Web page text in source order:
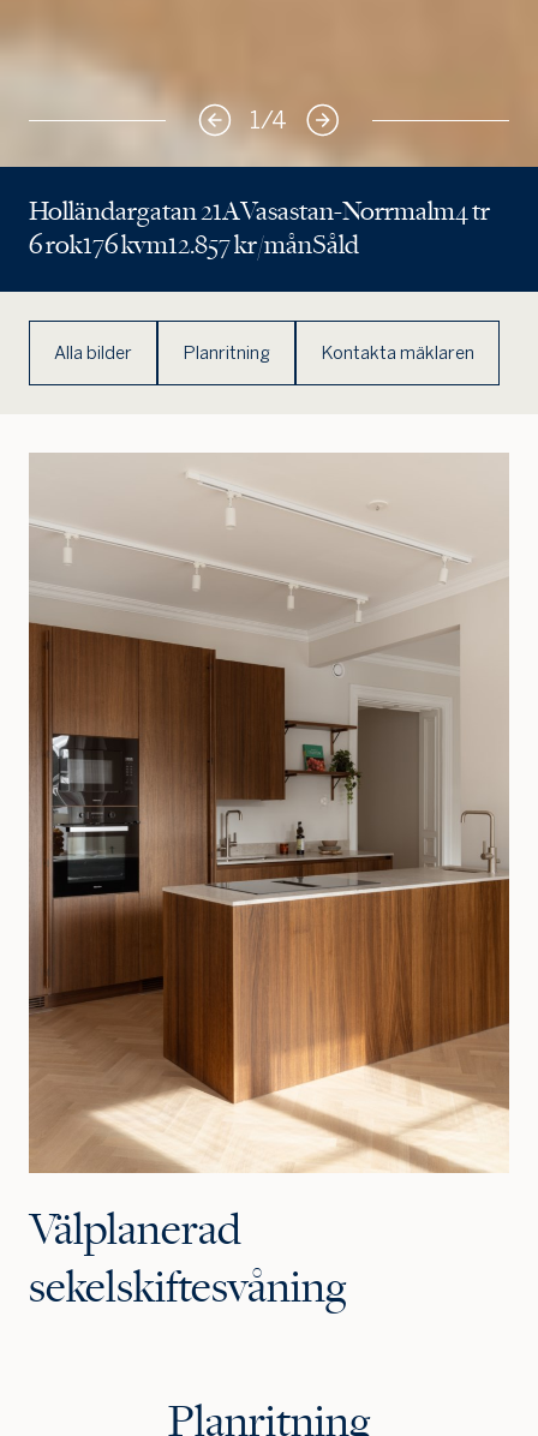
1/4
Holländargatan 21AVasastan-Norrmalm4 tr
6 rok176 kvm12.857 kr/månSåld
Alla bilder Planritning Kontakta mäklaren
Välplanerad
sekelskiftesvåning
Planritning